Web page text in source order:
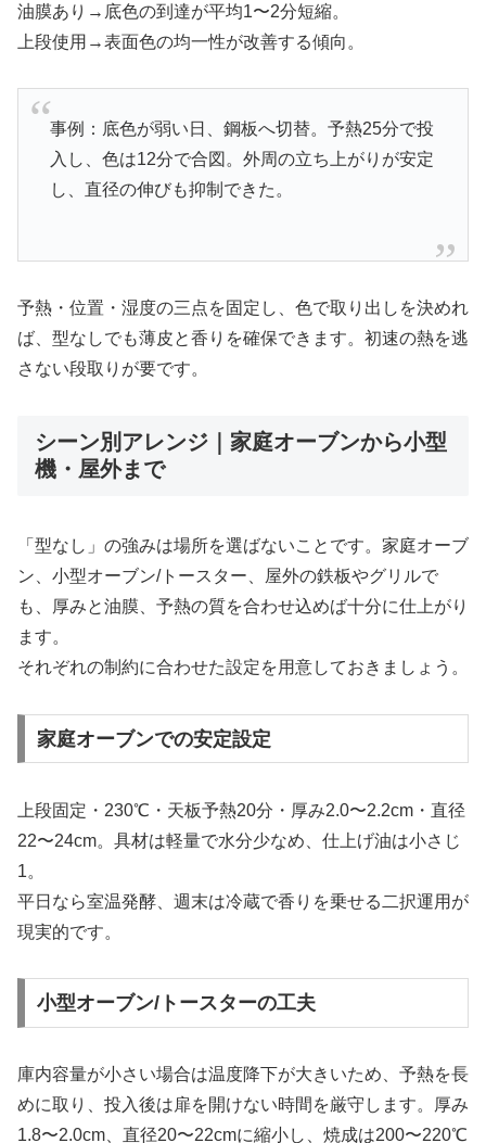
油膜あり→底色の到達が平均1〜2分短縮。
上段使用→表面色の均一性が改善する傾向。
事例：底色が弱い日、鋼板へ切替。予熱25分で投
入し、色は12分で合図。外周の立ち上がりが安定
し、直径の伸びも抑制できた。
予熱・位置・湿度の三点を固定し、色で取り出しを決めれ
ば、型なしでも薄皮と香りを確保できます。初速の熱を逃
さない段取りが要です。
シーン別アレンジ｜家庭オーブンから小型
機・屋外まで
「型なし」の強みは場所を選ばないことです。家庭オーブ
ン、小型オーブン/トースター、屋外の鉄板やグリルで
も、厚みと油膜、予熱の質を合わせ込めば十分に仕上がり
ます。
それぞれの制約に合わせた設定を用意しておきましょう。
家庭オーブンでの安定設定
上段固定・230℃・天板予熱20分・厚み2.0〜2.2cm・直径
22〜24cm。具材は軽量で水分少なめ、仕上げ油は小さじ
1。
平日なら室温発酵、週末は冷蔵で香りを乗せる二択運用が
現実的です。
小型オーブン/トースターの工夫
庫内容量が小さい場合は温度降下が大きいため、予熱を長
めに取り、投入後は扉を開けない時間を厳守します。厚み
1.8〜2.0cm、直径20〜22cmに縮小し、焼成は200〜220℃